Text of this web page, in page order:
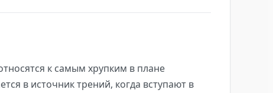
к самым хрупким в плане
в источник трений, когда вступают в